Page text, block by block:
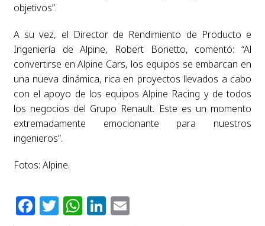
objetivos”.
A su vez, el Director de Rendimiento de Producto e
Ingeniería de Alpine, Robert Bonetto, comentó: “Al
convertirse en Alpine Cars, los equipos se embarcan en
una nueva dinámica, rica en proyectos llevados a cabo
con el apoyo de los equipos Alpine Racing y de todos
los negocios del Grupo Renault. Este es un momento
extremadamente emocionante para nuestros
ingenieros”.
Fotos: Alpine.
Facebook
Twitter
WhatsApp
LinkedIn
Email